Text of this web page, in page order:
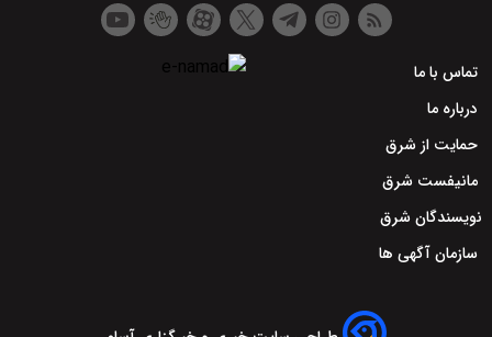
تماس با ما
درباره ما
حمایت از شرق
مانیفست شرق
نویسندگان شرق
سازمان آگهی ها